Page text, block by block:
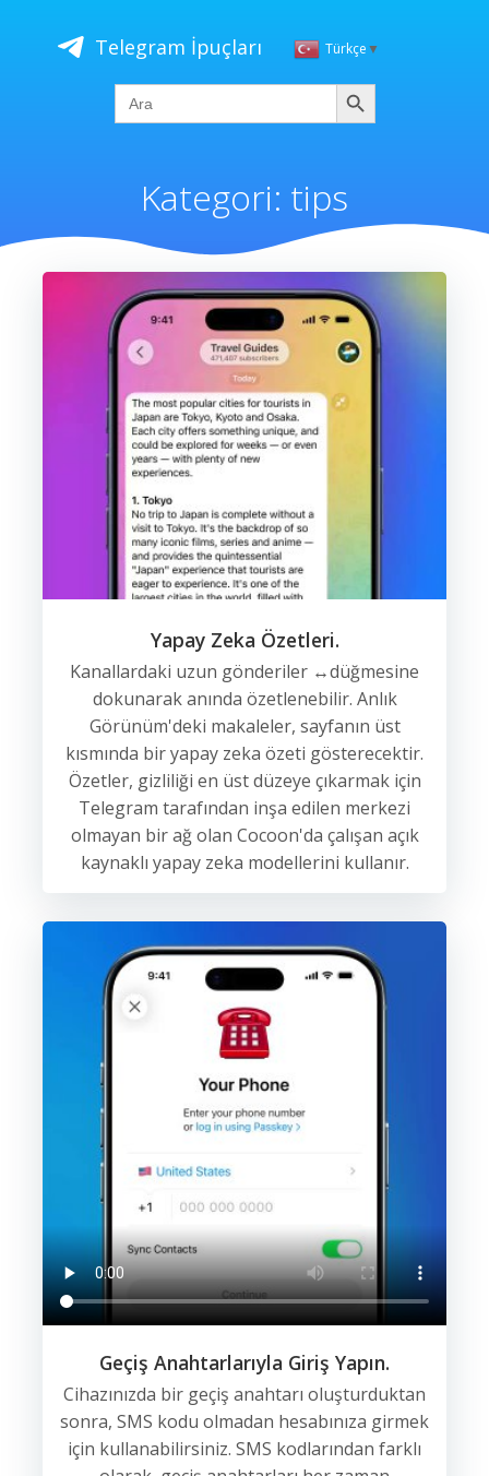
geç
Telegram İpuçları Türkçe▼
Search
for:
Ara
Kategori: tips
Yapay Zeka Özetleri.
Kanallardaki uzun gönderiler ↔️düğmesine
dokunarak anında özetlenebilir. Anlık
Görünüm'deki makaleler, sayfanın üst
kısmında bir yapay zeka özeti gösterecektir.
Özetler, gizliliği en üst düzeye çıkarmak için
Telegram tarafından inşa edilen merkezi
olmayan bir ağ olan Cocoon'da çalışan açık
kaynaklı yapay zeka modellerini kullanır.
Geçiş Anahtarlarıyla Giriş Yapın.
Cihazınızda bir geçiş anahtarı oluşturduktan
sonra, SMS kodu olmadan hesabınıza girmek
için kullanabilirsiniz. SMS kodlarından farklı